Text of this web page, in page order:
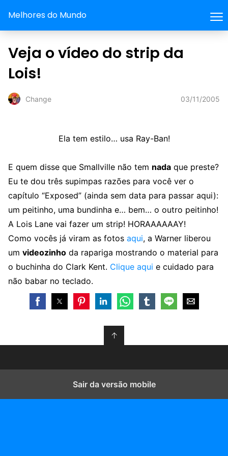
Melhores do Mundo
Veja o vídeo do strip da
Lois!
Change 03/11/2005
Ela tem estilo… usa Ray-Ban!
E quem disse que Smallville não tem nada que preste?
Eu te dou três supimpas razões para você ver o
capítulo “Exposed” (ainda sem data para passar aqui):
um peitinho, uma bundinha e… bem… o outro peitinho!
A Lois Lane vai fazer um strip! HORAAAAAAY!
Como vocês já viram as fotos aqui, a Warner liberou
um videozinho da rapariga mostrando o material para
o buchinha do Clark Kent. Clique aqui e cuidado para
não babar no teclado.
↑
Sair da versão mobile